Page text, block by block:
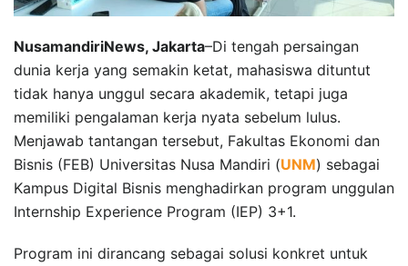
NusamandiriNews, Jakarta–Di tengah persaingan
dunia kerja yang semakin ketat, mahasiswa dituntut
tidak hanya unggul secara akademik, tetapi juga
memiliki pengalaman kerja nyata sebelum lulus.
Menjawab tantangan tersebut, Fakultas Ekonomi dan
Bisnis (FEB) Universitas Nusa Mandiri (UNM) sebagai
Kampus Digital Bisnis menghadirkan program unggulan
Internship Experience Program (IEP) 3+1.
Program ini dirancang sebagai solusi konkret untuk